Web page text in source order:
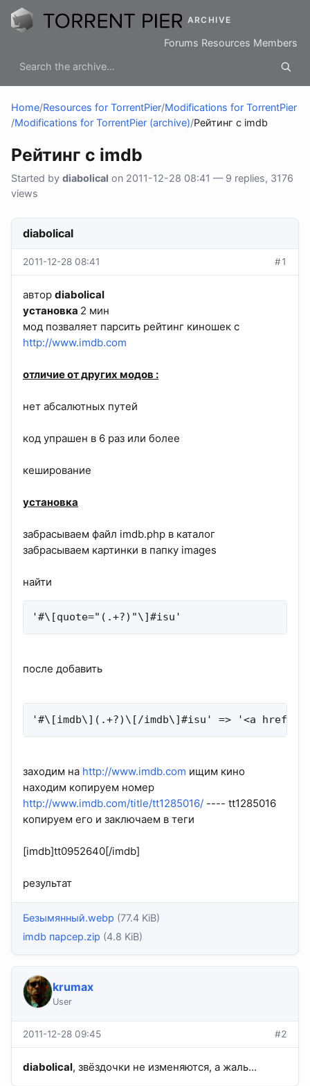
ARCHIVE
Forums Resources Members
Home/Resources for TorrentPier/Modifications for TorrentPier
/Modifications for TorrentPier (archive)/Рейтинг с imdb
Рейтинг с imdb
Started by diabolical on 2011-12-28 08:41 — 9 replies, 3176
views
diabolical
2011-12-28 08:41 #1
автор diabolical
установка 2 мин
мод позваляет парсить рейтинг киношек с
http://www.imdb.com
отличие от других модов :
нет абсалютных путей
код упрашен в 6 раз или более
кеширование
установка
забрасываем файл imdb.php в каталог
забрасываем картинки в папку images
найти
'#\[quote="(.+?)"\]#isu'
после добавить
'#\[imdb\](.+?)\[/imdb\]#isu' => '<a
заходим на http://www.imdb.com ищим кино
находим копируем номер
http://www.imdb.com/title/tt1285016/ ---- tt1285016
копируем его и заключаем в теги
[imdb]tt0952640[/imdb]
результат
Безымянный.webp (77.4 KiB)
imdb парсер.zip (4.8 KiB)
krumax
User
2011-12-28 09:45 #2
diabolical, звёздочки не изменяются, а жаль...